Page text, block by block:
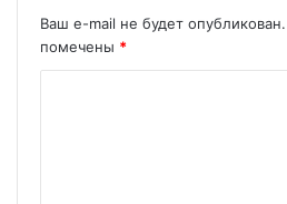
Ваш e-mail не будет опубликован.
помечены *